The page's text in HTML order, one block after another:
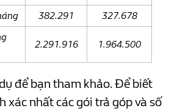
382.291
327.678
2.291.916 1.964.500
để bạn tham khảo. Để biết
xác nhất các gói trả góp và số